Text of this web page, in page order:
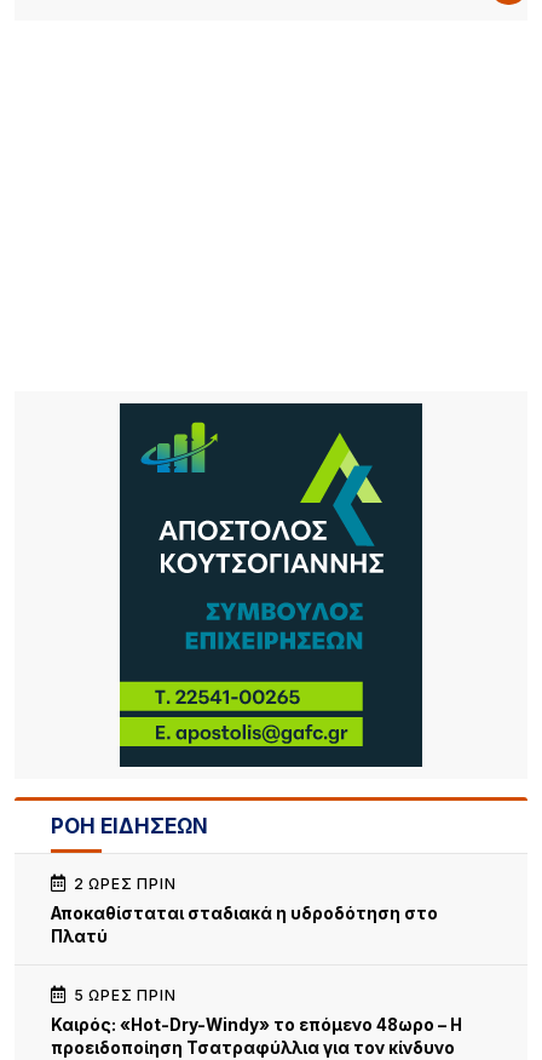
ΡΟΗ ΕΙΔΗΣΕΩΝ
2 ΏΡΕΣ ΠΡΙΝ
Αποκαθίσταται σταδιακά η υδροδότηση στο
Πλατύ
5 ΏΡΕΣ ΠΡΙΝ
Καιρός: «Hot-Dry-Windy» το επόμενο 48ωρο – Η
προειδοποίηση Τσατραφύλλια για τον κίνδυνο